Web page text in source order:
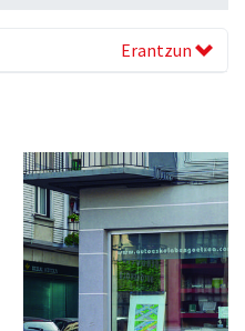
Erantzun